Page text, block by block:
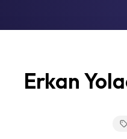
Erkan